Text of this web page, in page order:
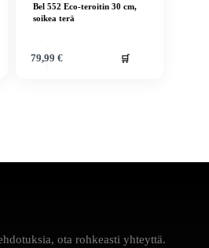
Bel 552 Eco-teroitin 30 cm,
soikea terä
79,99 € 🛒
ota rohkeasti yhteyttä.